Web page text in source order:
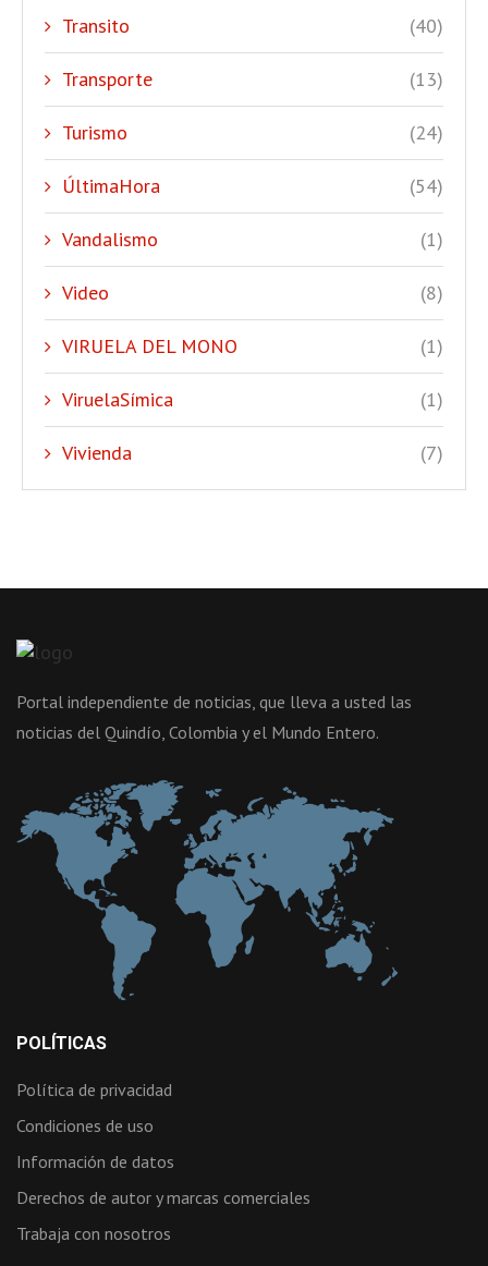
Transito (40)
Transporte (13)
Turismo (24)
ÚltimaHora (54)
Vandalismo (1)
Video (8)
VIRUELA DEL MONO (1)
ViruelaSímica (1)
Vivienda (7)
Portal independiente de noticias, que lleva a usted las
noticias del Quindío, Colombia y el Mundo Entero.
POLÍTICAS
Política de privacidad
Condiciones de uso
Información de datos
Derechos de autor y marcas comerciales
Trabaja con nosotros